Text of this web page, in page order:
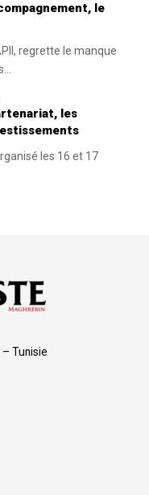
le
regrette le manque
les
les 16 et 17
– Tunisie